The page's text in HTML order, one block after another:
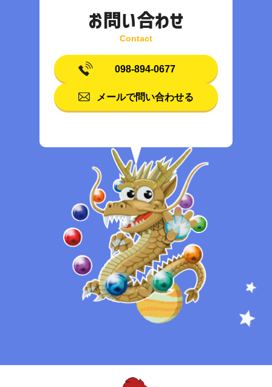
お問い合わせ
098-894-0677
メールで問い合わせる